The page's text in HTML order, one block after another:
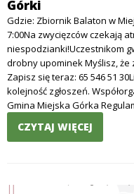
Górki
Gdzie: Zbiornik Balaton w
7:00Na zwycięzców czekają
niespodzianki!Uczestnikom
drobny upominek Myślisz, że
Zapisz się teraz: 65 546 51
kolejność zgłoszeń.
Gmina Miejska Górka
CZYTAJ WIĘCEJ